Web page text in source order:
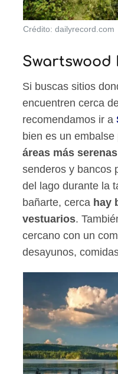
Crédito: dailyrecord.com
Swartswood
Si buscas sitios
encuentren cerca
recomendamos ir a
bien es un
áreas más
senderos y bancos
del lago durante la
bañarte, cerca hay
vestuarios.
cercano con un
desayunos,